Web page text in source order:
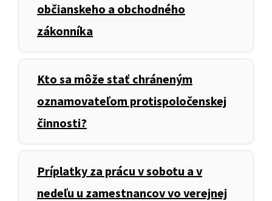
občianskeho a obchodného
zákonníka
Kto sa môže stať chráneným
oznamovateľom protispoločenskej
činnosti?
Príplatky za prácu v sobotu a v
nedeľu u zamestnancov vo verejnej